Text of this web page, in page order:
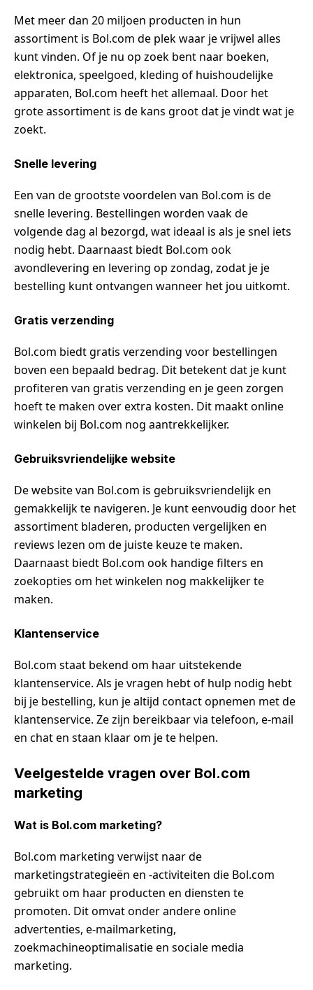
Met meer dan 20 miljoen producten in hun
assortiment is Bol.com de plek waar je vrijwel alles
kunt vinden. Of je nu op zoek bent naar boeken,
elektronica, speelgoed, kleding of huishoudelijke
apparaten, Bol.com heeft het allemaal. Door het
grote assortiment is de kans groot dat je vindt wat je
zoekt.
Snelle levering
Een van de grootste voordelen van Bol.com is de
snelle levering. Bestellingen worden vaak de
volgende dag al bezorgd, wat ideaal is als je snel iets
nodig hebt. Daarnaast biedt Bol.com ook
avondlevering en levering op zondag, zodat je je
bestelling kunt ontvangen wanneer het jou uitkomt.
Gratis verzending
Bol.com biedt gratis verzending voor bestellingen
boven een bepaald bedrag. Dit betekent dat je kunt
profiteren van gratis verzending en je geen zorgen
hoeft te maken over extra kosten. Dit maakt online
winkelen bij Bol.com nog aantrekkelijker.
Gebruiksvriendelijke website
De website van Bol.com is gebruiksvriendelijk en
gemakkelijk te navigeren. Je kunt eenvoudig door het
assortiment bladeren, producten vergelijken en
reviews lezen om de juiste keuze te maken.
Daarnaast biedt Bol.com ook handige filters en
zoekopties om het winkelen nog makkelijker te
maken.
Klantenservice
Bol.com staat bekend om haar uitstekende
klantenservice. Als je vragen hebt of hulp nodig hebt
bij je bestelling, kun je altijd contact opnemen met de
klantenservice. Ze zijn bereikbaar via telefoon, e-mail
en chat en staan klaar om je te helpen.
Veelgestelde vragen over Bol.com
marketing
Wat is Bol.com marketing?
Bol.com marketing verwijst naar de
marketingstrategieën en -activiteiten die Bol.com
gebruikt om haar producten en diensten te
promoten. Dit omvat onder andere online
advertenties, e-mailmarketing,
zoekmachineoptimalisatie en sociale media
marketing.